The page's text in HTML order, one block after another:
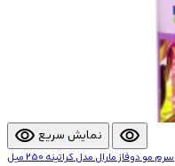
visibility نمایش سریع visibility
سرم مو دوفاز مارال مدل کراتینه 250 میل